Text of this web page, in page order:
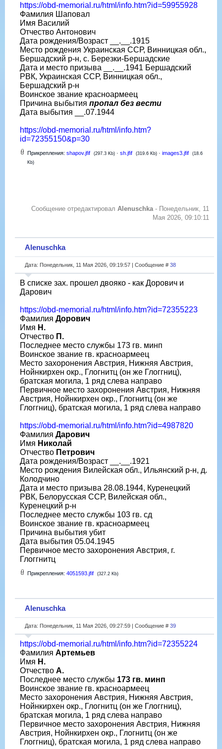
https://obd-memorial.ru/html/info.htm?id=59955928
Фамилия Шаповал
Имя Василий
Отчество Антонович
Дата рождения/Возраст __.__.1915
Место рождения Украинская ССР, Винницкая обл.,
Бершадский р-н, с. Березки-Бершадские
Дата и место призыва __.__.1941 Бершадский
РВК, Украинская ССР, Винницкая обл.,
Бершадский р-н
Воинское звание красноармеец
Причина выбытия пропал без вести
Дата выбытия __.07.1944
https://obd-memorial.ru/html/info.htm?
id=72355150&p=30
Прикрепления: shapov.jfif (297.3 Kb) · sh.jfif (319.6 Kb) · images3.jfif
(18.6
Kb)
Сообщение отредактировал Alenuschka - Понедельник, 11
Мая 2026, 09:10:11
Alenuschka
Дата: Понедельник, 11 Мая 2026, 09:19:57 | Сообщение # 38
В списке зах. прошел двояко - как Дорович и
Дарович
https://obd-memorial.ru/html/info.htm?id=72355223
Фамилия Дорович
Имя Н.
Отчество П.
Последнее место службы 173 гв. минп
Воинское звание гв. красноармеец
Место захоронения Австрия, Нижняя Австрия,
Нойнкирхен окр., Глогнитц (он же Глоггниц),
братская могила, 1 ряд слева направо
Первичное место захоронения Австрия, Нижняя
Австрия, Нойнкирхен окр., Глогнитц (он же
Глоггниц), братская могила, 1 ряд слева направо
https://obd-memorial.ru/html/info.htm?id=4987820
Фамилия Дарович
Имя Николай
Отчество Петрович
Дата рождения/Возраст __.__.1921
Место рождения Вилейская обл., Ильянский р-н, д.
Колодчино
Дата и место призыва 28.08.1944, Куренецкий
РВК, Белорусская ССР, Вилейская обл.,
Куренецкий р-н
Последнее место службы 103 гв. сд
Воинское звание гв. красноармеец
Причина выбытия убит
Дата выбытия 05.04.1945
Первичное место захоронения Австрия, г.
Глоггнитц
Прикрепления: 4051593.jfif (327.2 Kb)
Alenuschka
Дата: Понедельник, 11 Мая 2026, 09:27:59 | Сообщение # 39
https://obd-memorial.ru/html/info.htm?id=72355224
Фамилия Артемьев
Имя Н.
Отчество А.
Последнее место службы 173 гв. минп
Воинское звание гв. красноармеец
Место захоронения Австрия, Нижняя Австрия,
Нойнкирхен окр., Глогнитц (он же Глоггниц),
братская могила, 1 ряд слева направо
Первичное место захоронения Австрия, Нижняя
Австрия, Нойнкирхен окр., Глогнитц (он же
Глоггниц), братская могила, 1 ряд слева направо